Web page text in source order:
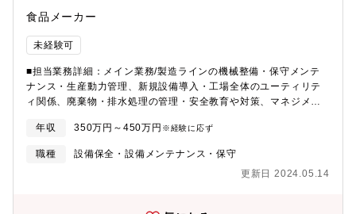
食品メーカー
未経験可
■担当業務詳細：メイン業務/製造ラインの機械整備・保守メンテ
ナンス・生産動力管理、新規設備導入・工場全体のユーティリテ
ィ関係、廃棄物・排水処理の管理・安全教育や対策、マネジメン
的な機械整備対応、構内工事関係者受入⇒廃水処理水イベント時
の製造ライン計画を製造課と打合せ。■本ポジションに求めるミッ
ション：日々の製造機器のトラブルにフットワーク良く対応す
る。機械整備、ユーティリティ、安全教育等幅広い分野に対して
年収 350万円～450万円 ※経験に応ず
職種
設備保全・設備メンテナンス・保守
更新日 2024.05.14